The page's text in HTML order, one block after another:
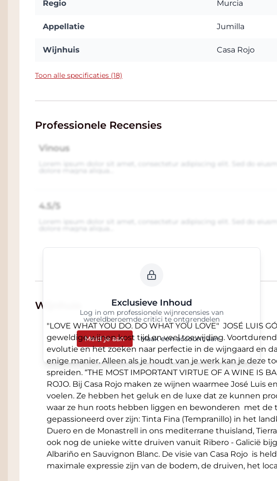
geconditioneerde Wine Warehouse en als u de wijn
Afhalen in de Afreken-pagina. We zitten bijna naast de
OVER CASA ROJO
THE MOST IMPORTANT VIRTUE OF A WINE IS
Regio Murcia
Appellatie Jumilla
Wijnhuis Casa Rojo
Toon alle specificaties (18)
Professionele Recensies
Vinous
Lorem ipsum dolor sit amet, consectetur adipiscing elit. Sed do
4.5/5
Lorem ipsum dolor sit amet, consectetur adipiscing elit. Sed do
Exclusieve Inhoud
Log in om professionele wijnrecensies van
wereldberoemde critici te ontgrendelen
Meld je aan Maak een account aan
Wijnhuis
"LOVE WHAT YOU DO. DO WHAT YOU LOVE" JOSÉ LUIS
geweldige wijnen kost tijd en veel toewijding.
evolutie en het zoeken naar perfectie in de wijngaard en
enige manier. Alleen als je houdt van je werk kan je deze
spreiden. “THE MOST IMPORTANT VIRTUE OF A WINE IS
ROJO. Bij Casa Rojo maken ze wijnen waarmee José Luis
voelen. Ze hebben het geluk en de luxe dat ze kunnen
waar ze hun roots hebben liggen en bewonderen met de
gepassioneerd over zijn: Tinta Fina (Tempranillo) in het
Duero en de Monastrell in ons mediterrane thuisland,
ook nog de unieke witte druiven vanuit Ribero - Galicië
Albariño en Sauvignon Blanc. De visie van Casa Rojo is
maximale expressie zijn van de bodem, de druiven, het